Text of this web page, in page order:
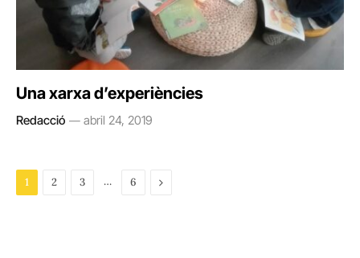
Una xarxa d’experiències
Redacció abril 24, 2019
1 2 3 … 6 Next